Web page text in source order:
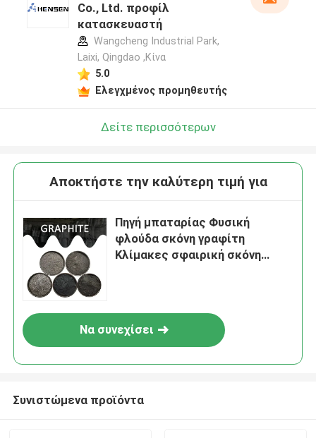
Co., Ltd. προφίλ
κατασκευαστή
Wangcheng Industrial Park,
Laixi, Qingdao ,Κίνα
5.0
Ελεγχμένος προμηθευτής
Δείτε περισσότερων
Αποκτήστε την καλύτερη τιμή για
Πηγή μπαταρίας Φυσική
φλούδα σκόνη γραφίτη
Κλίμακες σφαιρική σκόνη
Να συνεχίσει
Συνιστώμενα προϊόντα